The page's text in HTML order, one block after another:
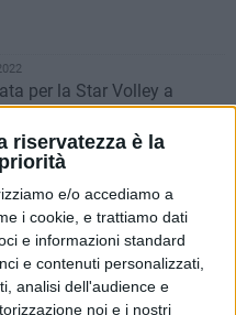
riservatezza è la
e/o accediamo a
i cookie, e trattiamo dati
e informazioni standard
e contenuti personalizzati,
analisi dell'audience e
noi e i nostri
per la Star Volley a
program
Teramo, obiettivo
2022
terza vittoria